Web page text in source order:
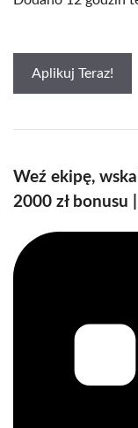
Aplikuj Teraz!
Weź ekipę,
2000 zł bonusu